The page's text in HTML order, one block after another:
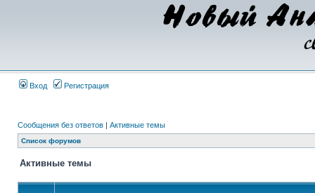
Вход Регистрация
Сообщения без ответов | Активные темы
Список форумов
Активные темы